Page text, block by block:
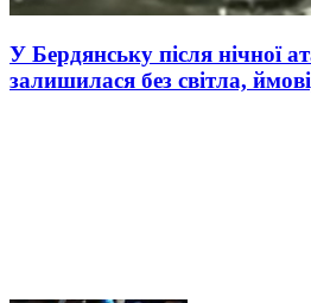
У Бердянську після нічної
залишилася без світла,